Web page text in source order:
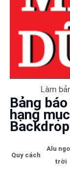
Làm
Bảng
hạng
Quy cách
Alu
trời